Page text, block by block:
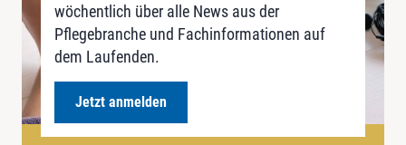
wöchentlich über alle News aus der
Pflegebranche und Fachinformationen auf
dem Laufenden.
Jetzt anmelden